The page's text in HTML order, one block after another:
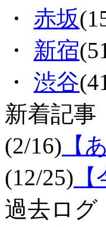
・ 赤坂
・ 新宿
・ 渋谷
新着記事
(2/16) 【
(12/25)
過去ログ